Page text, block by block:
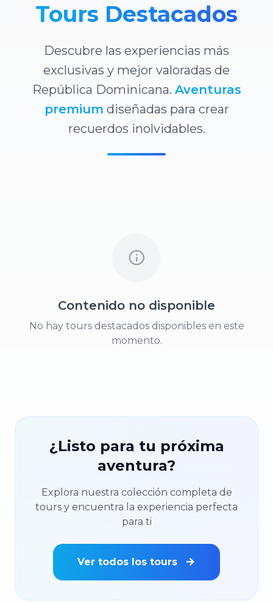
Tours Destacados
Descubre las experiencias más
exclusivas y mejor valoradas de
República Dominicana. Aventuras
premium diseñadas para crear
recuerdos inolvidables.
Contenido no disponible
No hay tours destacados disponibles en este
momento.
¿Listo para tu próxima
aventura?
Explora nuestra colección completa de
tours y encuentra la experiencia perfecta
para ti
Ver todos los tours